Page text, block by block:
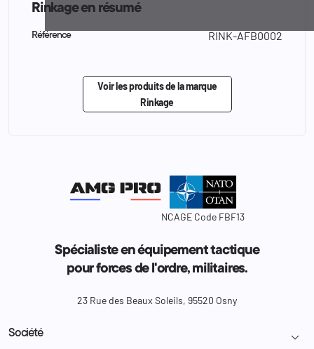
Rinkage en résumé
Référence RINK-AFB0002
Voir les produits de la marque
Rinkage
NCAGE Code FBF13
Spécialiste en équipement tactique
pour forces de l'ordre, militaires.
23 Rue des Beaux Soleils, 95520 Osny
Société 